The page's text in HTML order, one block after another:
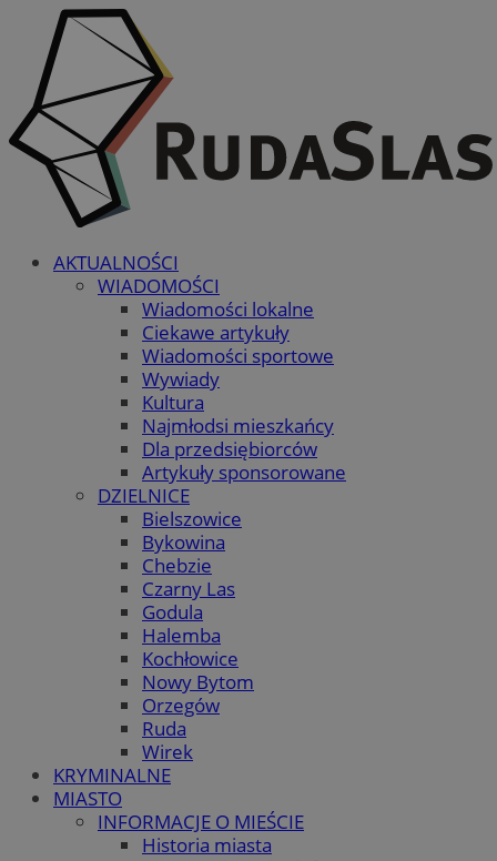
AKTUALNOŚCI
WIADOMOŚCI
Wiadomości lokalne
Ciekawe artykuły
Wiadomości sportowe
Wywiady
Kultura
Najmłodsi mieszkańcy
Dla przedsiębiorców
Artykuły sponsorowane
DZIELNICE
Bielszowice
Bykowina
Chebzie
Czarny Las
Godula
Halemba
Kochłowice
Nowy Bytom
Orzegów
Ruda
Wirek
KRYMINALNE
MIASTO
INFORMACJE O MIEŚCIE
Historia miasta